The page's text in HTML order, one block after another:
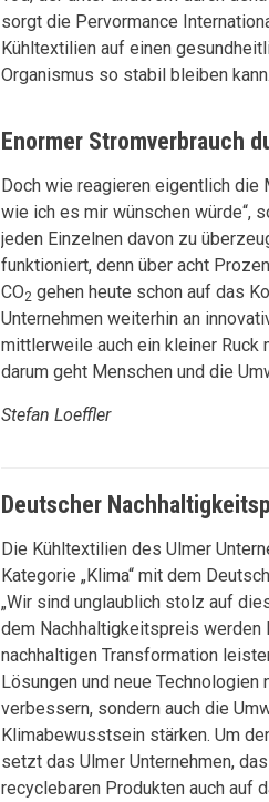
sorgt die Pervormance
Kühltextilien auf einen
Organismus so stabil bleiben kann.
Enormer Stromverbrauch
Doch wie reagieren eigentlich die
wie ich es mir wünschen würde“,
jeden Einzelnen davon zu
funktioniert, denn über acht
CO2 gehen heute schon auf das
Unternehmen weiterhin an
mittlerweile auch ein kleiner Ruck
darum geht Menschen und die
Stefan Loeffler
Deutscher
Die Kühltextilien des Ulmer
Kategorie „Klima“ mit dem
„Wir sind unglaublich stolz auf
dem Nachhaltigkeitspreis werden
nachhaltigen Transformation
Lösungen und neue
verbessern, sondern auch die
Klimabewusstsein stärken. Um
setzt das Ulmer Unternehmen,
recyclebaren Produkten auch auf